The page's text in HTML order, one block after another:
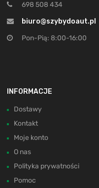
698 508 434
biuro@szybydoaut.pl
Pon-Pią: 8:00-16:00
INFORMACJE
Dostawy
Kontakt
Moje konto
O nas
Polityka prywatności
Pomoc